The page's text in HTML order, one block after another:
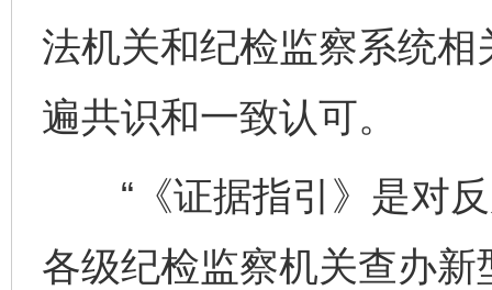
法机关和纪检监察系统
遍共识和一致认可。
“《证据指引》是对反
各级纪检监察机关查办